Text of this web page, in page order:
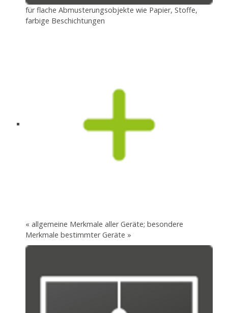
für flache Abmusterungsobjekte wie Papier, Stoffe,
farbige Beschichtungen
« allgemeine Merkmale aller Geräte; besondere
Merkmale bestimmter Geräte »